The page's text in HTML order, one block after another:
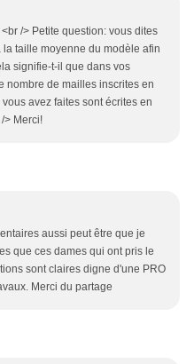
/> Petite question: vous dites
taille moyenne du modèle afin
signifie-t-il que dans vos
nombre de mailles inscrites en
avez faites sont écrites en
> Merci!
aussi peut être que je
que ces dames qui ont pris le
sont claires digne d'une PRO
Merci du partage